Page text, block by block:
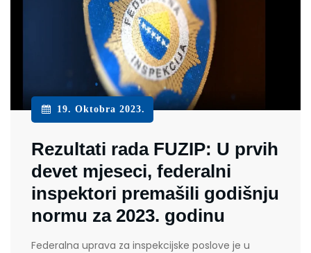
19. Oktobra 2023.
Rezultati rada FUZIP: U prvih
devet mjeseci, federalni
inspektori premašili godišnju
normu za 2023. godinu
Federalna uprava za inspekcijske poslove je u